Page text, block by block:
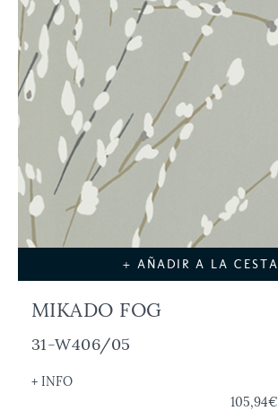
+ AÑADIR A LA CESTA
MIKADO FOG
31-W406/05
+ INFO
105,94€